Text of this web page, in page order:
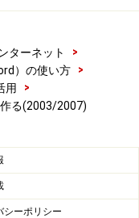
ターネット
>
）の使い方
>
用
>
る(2003/2007)
シーポリシー